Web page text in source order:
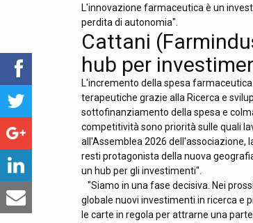
L'innovazione farmaceutica è un
perdita di autonomia".
Cattani
hub per
L'incremento della spesa
terapeutiche grazie alla Ricerca e
sottofinanziamento della spesa e
competitività sono priorità sulle quali
all'Assemblea 2026 dell'associazione,
resti protagonista della nuova
un hub per gli investimenti".
"Siamo in una fase decisiva. Nei
globale nuovi investimenti in ricerca e
le carte in regola per attrarne una